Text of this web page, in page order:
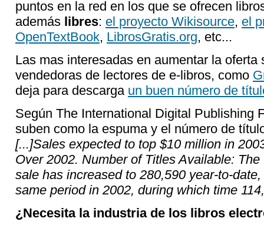
puntos en la red en los que se ofrecen
además libres: el proyecto Wikisource, el
OpenTextBook, LibrosGratis.org, etc...
Las mas interesadas en aumentar la oferta
vendedoras de lectores de e-libros, como
deja para descarga un buen número de
Según The International Digital Publishing
suben como la espuma y el número de
[...]Sales expected to top $10 million in
Over 2002. Number of Titles Available:
sale has increased to 280,590 year-to-
same period in 2002, during which time
¿Necesita la industria de los libros